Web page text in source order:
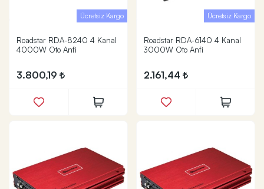
Ücretsiz Kargo
Roadstar RDA-8240 4 Kanal
4000W Oto Anfi
3.800,19
Ücretsiz Kargo
Roadstar RDA-6140 4 Kanal
3000W Oto Anfi
2.161,44